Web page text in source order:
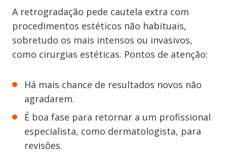
A retrogradação pede cautela extra com
procedimentos estéticos não habituais,
sobretudo os mais intensos ou invasivos,
como cirurgias estéticas. Pontos de atenção:
Há mais chance de resultados novos não
agradarem.
É boa fase para retornar a um profissional
especialista, como dermatologista, para
revisões.